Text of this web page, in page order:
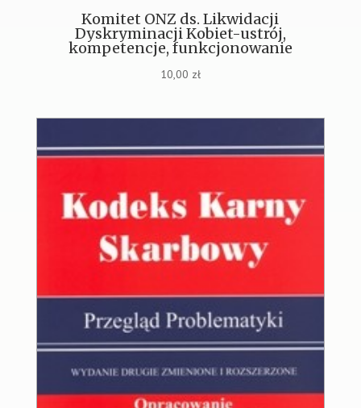
Komitet ONZ ds. Likwidacji
Dyskryminacji Kobiet-ustrój,
kompetencje, funkcjonowanie
10,00 zł